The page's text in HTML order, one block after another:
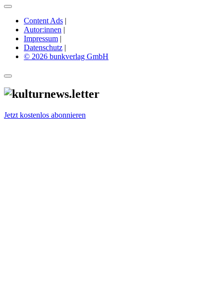
Content Ads |
Autor:innen |
Impressum |
Datenschutz |
© 2026 bunkverlag GmbH
Jetzt kostenlos abonnieren